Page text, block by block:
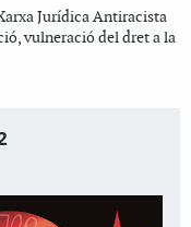
Jurídica Antiracista
vulneració del dret a la